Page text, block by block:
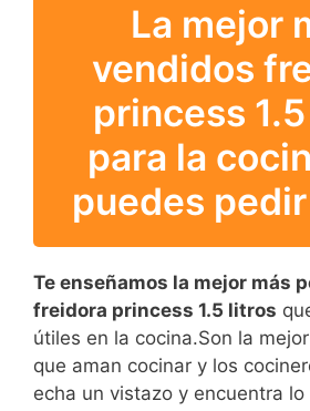
La mejor
vendidos
princess
para la
puedes
Te enseñamos la mejor más
freidora princess 1.5 litros
útiles en la cocina.Son la
que aman cocinar y los
echa un vistazo y encuentra lo